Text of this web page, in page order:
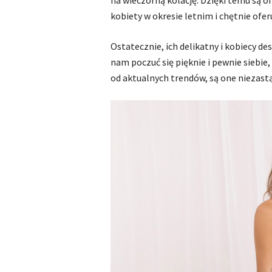
kobiety w okresie letnim i chętnie
Ostatecznie, ich delikatny i kobiecy
nam poczuć się pięknie i pewnie
od aktualnych trendów, są one